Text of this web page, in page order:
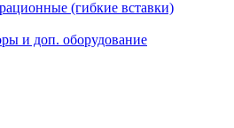
(гибкие вставки)
и доп. оборудование